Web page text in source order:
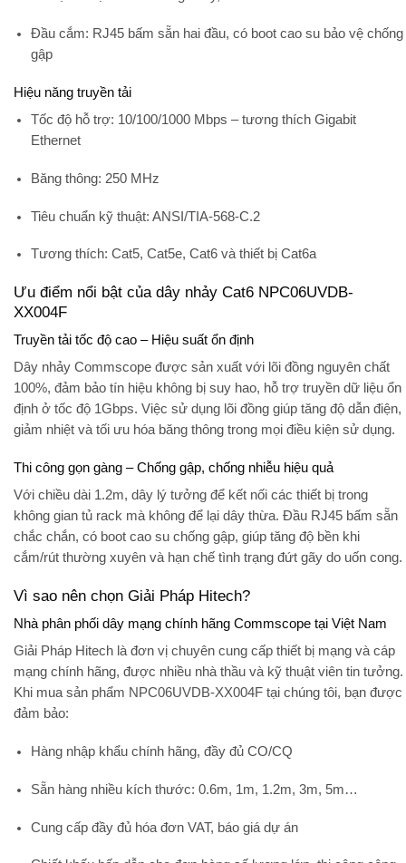
Đầu cắm: RJ45 bấm sẵn hai đầu, có boot cao su bảo vệ chống
gập
Hiệu năng truyền tải
Tốc độ hỗ trợ: 10/100/1000 Mbps – tương thích Gigabit
Ethernet
Băng thông: 250 MHz
Tiêu chuẩn kỹ thuật: ANSI/TIA-568-C.2
Tương thích: Cat5, Cat5e, Cat6 và thiết bị Cat6a
Ưu điểm nổi bật của dây nhảy Cat6 NPC06UVDB-
XX004F
Truyền tải tốc độ cao – Hiệu suất ổn định
Dây nhảy Commscope được sản xuất với lõi đồng nguyên chất
100%, đảm bảo tín hiệu không bị suy hao, hỗ trợ truyền dữ liệu ổn
định ở tốc độ 1Gbps. Việc sử dụng lõi đồng giúp tăng độ dẫn điện,
giảm nhiệt và tối ưu hóa băng thông trong mọi điều kiện sử dụng.
Thi công gọn gàng – Chống gập, chống nhiễu hiệu quả
Với chiều dài 1.2m, dây lý tưởng để kết nối các thiết bị trong
không gian tủ rack mà không để lại dây thừa. Đầu RJ45 bấm sẵn
chắc chắn, có boot cao su chống gập, giúp tăng độ bền khi
cắm/rút thường xuyên và hạn chế tình trạng đứt gãy do uốn cong.
Vì sao nên chọn Giải Pháp Hitech?
Nhà phân phối dây mạng chính hãng Commscope tại Việt Nam
Giải Pháp Hitech là đơn vị chuyên cung cấp thiết bị mạng và cáp
mạng chính hãng, được nhiều nhà thầu và kỹ thuật viên tin tưởng.
Khi mua sản phẩm NPC06UVDB-XX004F tại chúng tôi, bạn được
đảm bảo:
Hàng nhập khẩu chính hãng, đầy đủ CO/CQ
Sẵn hàng nhiều kích thước: 0.6m, 1m, 1.2m, 3m, 5m…
Cung cấp đầy đủ hóa đơn VAT, báo giá dự án